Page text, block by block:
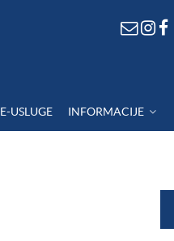
E-USLUGE INFORMACIJE